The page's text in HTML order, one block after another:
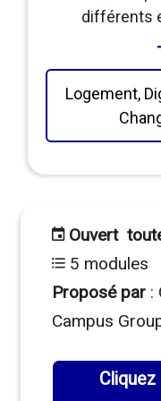
Ouvert
5 modules
Proposé par :
Campus
différents
Logement,